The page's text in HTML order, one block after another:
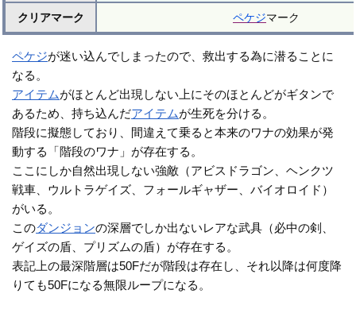
クリアマーク ペケジマーク
ペケジが迷い込んでしまったので、救出する為に潜ることに
なる。
アイテムがほとんど出現しない上にそのほとんどがギタンで
あるため、持ち込んだアイテムが生死を分ける。
階段に擬態しており、間違えて乗ると本来のワナの効果が発
動する「階段のワナ」が存在する。
ここにしか自然出現しない強敵（アビスドラゴン、ヘンクツ
戦車、ウルトラゲイズ、フォールギャザー、バイオロイド）
がいる。
このダンジョンの深層でしか出ないレアな武具（必中の剣、
ゲイズの盾、プリズムの盾）が存在する。
表記上の最深階層は50Fだが階段は存在し、それ以降は何度降
りても50Fになる無限ループになる。